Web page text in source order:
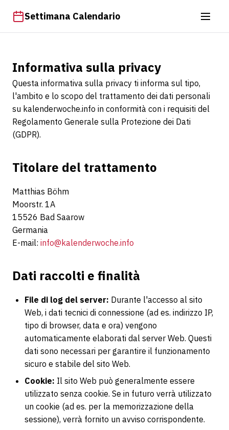
Settimana Calendario
Informativa sulla privacy
Questa informativa sulla privacy ti informa sul tipo,
l'ambito e lo scopo del trattamento dei dati personali
su kalenderwoche.info in conformità con i requisiti del
Regolamento Generale sulla Protezione dei Dati
(GDPR).
Titolare del trattamento
Matthias Böhm
Moorstr. 1A
15526 Bad Saarow
Germania
E-mail: info@kalenderwoche.info
Dati raccolti e finalità
File di log del server: Durante l'accesso al sito
Web, i dati tecnici di connessione (ad es. indirizzo IP,
tipo di browser, data e ora) vengono
automaticamente elaborati dal server Web. Questi
dati sono necessari per garantire il funzionamento
sicuro e stabile del sito Web.
Cookie: Il sito Web può generalmente essere
utilizzato senza cookie. Se in futuro verrà utilizzato
un cookie (ad es. per la memorizzazione della
sessione), verrà fornito un avviso corrispondente.